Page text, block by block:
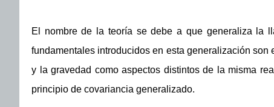
El nombre de la teoría se debe a que generaliza la
fundamentales introducidos en esta generalización
y la gravedad como aspectos distintos de la misma
principio de covariancia generalizado.